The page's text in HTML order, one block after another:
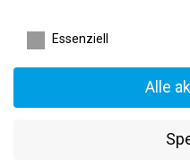
Bestehendes Netzwerk im
Spannende
Positionsgerechtes
Regelmäßige Teilnahme an
Essenziell
Alle